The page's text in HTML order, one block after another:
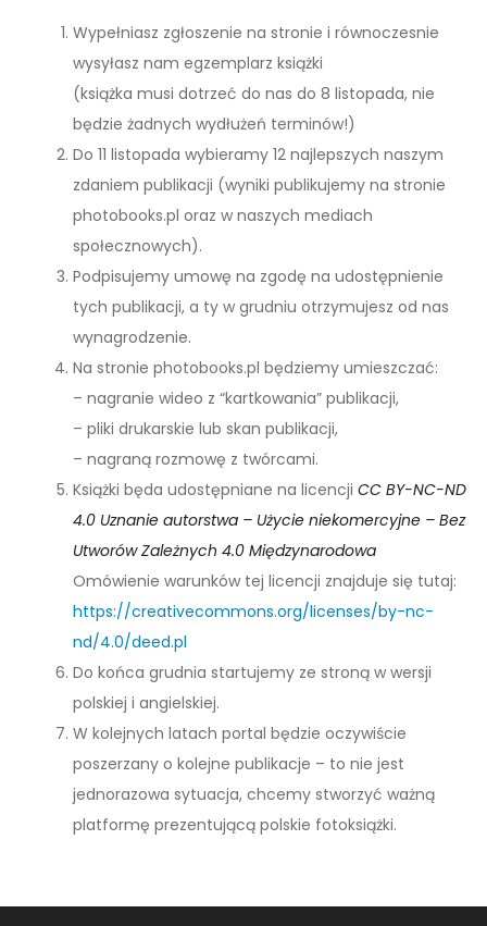
Wypełniasz zgłoszenie na stronie i równoczesnie
wysyłasz nam egzemplarz książki
(książka musi dotrzeć do nas do 8 listopada, nie
będzie żadnych wydłużeń terminów!)
Do 11 listopada wybieramy 12 najlepszych naszym
zdaniem publikacji (wyniki publikujemy na stronie
photobooks.pl oraz w naszych mediach
społecznowych).
Podpisujemy umowę na zgodę na udostępnienie
tych publikacji, a ty w grudniu otrzymujesz od nas
wynagrodzenie.
Na stronie photobooks.pl będziemy umieszczać:
– nagranie wideo z “kartkowania” publikacji,
– pliki drukarskie lub skan publikacji,
– nagraną rozmowę z twórcami.
Książki będa udostępniane na licencjiCC BY-NC-ND
4.0 Uznanie autorstwa – Użycie niekomercyjne – Bez
Utworów Zależnych 4.0 Międzynarodowa
Omówienie warunków tej licencji znajduje się tutaj:
https://creativecommons.org/licenses/by-nc-
nd/4.0/deed.pl
Do końca grudnia startujemy ze stroną w wersji
polskiej i angielskiej.
W kolejnych latach portal będzie oczywiście
poszerzany o kolejne publikacje – to nie jest
jednorazowa sytuacja, chcemy stworzyć ważną
platformę prezentującą polskie fotoksiążki.